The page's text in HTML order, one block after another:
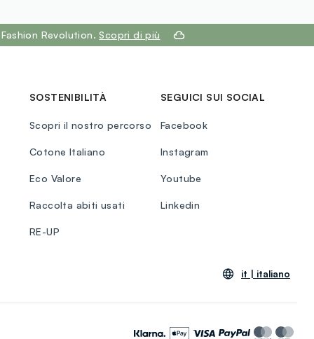
Revolution. Scopri di più
SOSTENIBILITÀ
Scopri il nostro percorso
Cotone Italiano
Eco Valore
Raccolta abiti usati
RE-UP
SEGUICI SUI SOCIAL
Facebook
Instagram
Youtube
Linkedin
it | italiano